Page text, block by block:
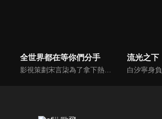
全世界都在等你們分手 流光之下